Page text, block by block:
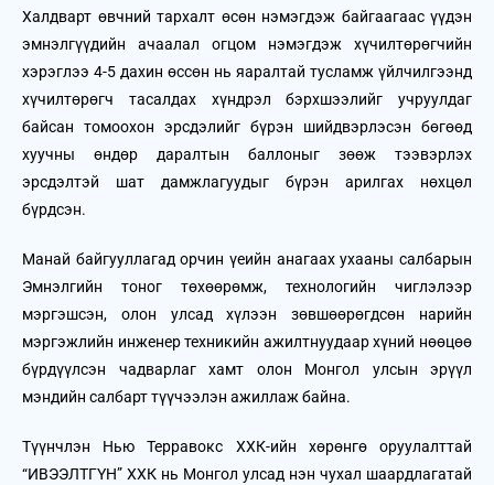
Халдварт өвчний тархалт өсөн нэмэгдэж байгаагаас үүдэн
эмнэлгүүдийн ачаалал огцом нэмэгдэж хүчилтөрөгчийн
хэрэглээ 4-5 дахин өссөн нь яаралтай тусламж үйлчилгээнд
хүчилтөрөгч тасалдах хүндрэл бэрхшээлийг учруулдаг
байсан томоохон эрсдэлийг бүрэн шийдвэрлэсэн бөгөөд
хуучны өндөр даралтын баллоныг зөөж тээвэрлэх
эрсдэлтэй шат дамжлагуудыг бүрэн арилгах нөхцөл
бүрдсэн.
Манай байгууллагад орчин үеийн анагаах ухааны салбарын
Эмнэлгийн тоног төхөөрөмж, технологийн чиглэлээр
мэргэшсэн, олон улсад хүлээн зөвшөөрөгдсөн нарийн
мэргэжлийн инженер техникийн ажилтнуудаар хүний нөөцөө
бүрдүүлсэн чадварлаг хамт олон Монгол улсын эрүүл
мэндийн салбарт түүчээлэн ажиллаж байна.
Түүнчлэн Нью Терравокс ХХК-ийн хөрөнгө оруулалттай
“ИВЭЭЛТГҮН” ХХК нь Монгол улсад нэн чухал шаардлагатай